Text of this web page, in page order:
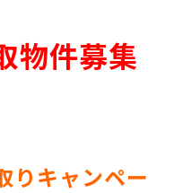
物件募集
りキャンペー